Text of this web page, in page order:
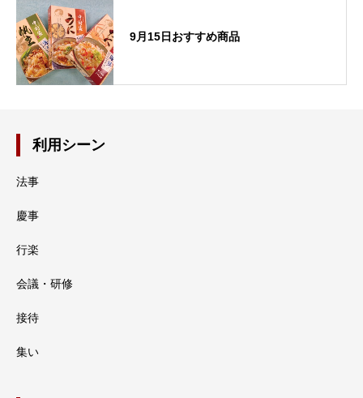
9月15日おすすめ商品
利用シーン
法事
慶事
行楽
会議・研修
接待
集い